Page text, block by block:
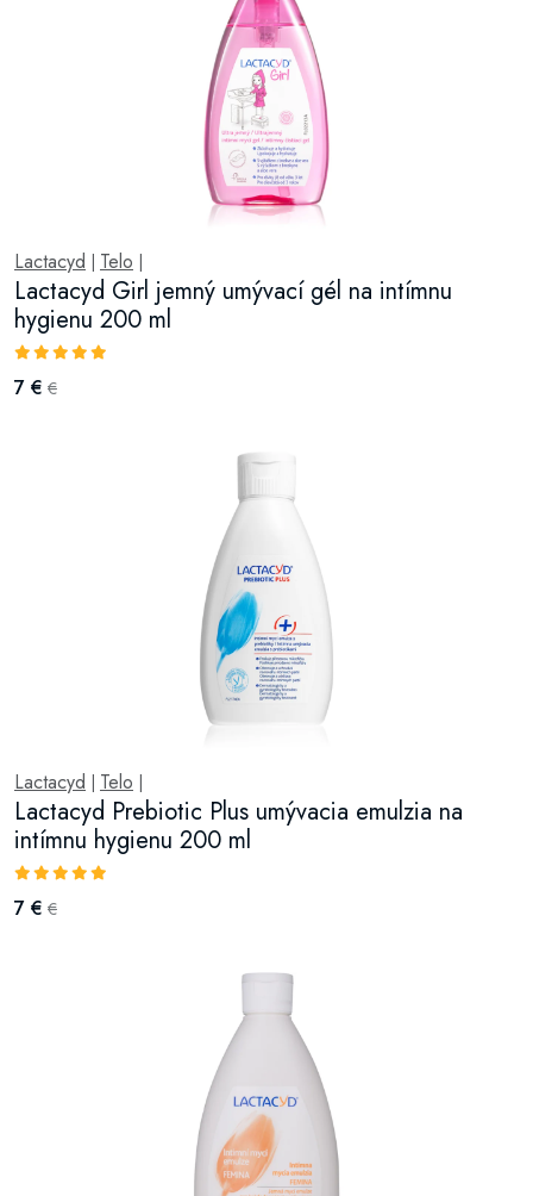
Lactacyd Telo
Lactacyd Girl jemný umývací gél na intímnu
hygienu 200 ml
7 € €
Lactacyd Telo
Lactacyd Prebiotic Plus umývacia emulzia na
intímnu hygienu 200 ml
7 € €